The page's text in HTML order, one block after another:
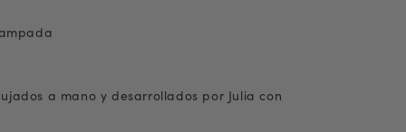
a mano y desarrollados por Julia con